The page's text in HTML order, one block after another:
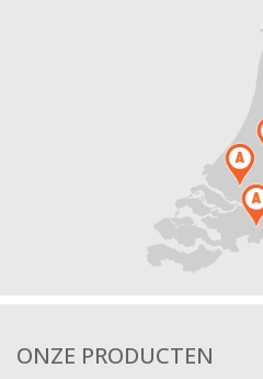
ONZE PRODUCTEN